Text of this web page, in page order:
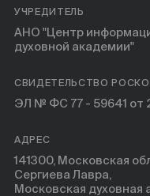
УЧРЕДИТЕЛЬ
АНО "Центр
духовной академии"
СВИДЕТЕЛЬСТВО
ЭЛ № ФС 77 - 59641 от
АДРЕС
141300, Московская
Сергиева Лавра,
Московская духовная